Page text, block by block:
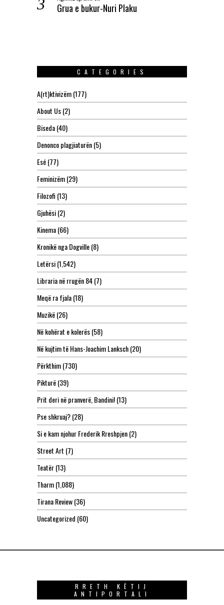
Grua e bukur-Nuri Plaku
CATEGORIES
A(rt)ktivizëm(177)
About Us(2)
Biseda(40)
Denonco plagjiaturën(5)
Esé(77)
Feminizëm(29)
Filozofi (13)
Gjuhësi(2)
Kinema(66)
Kronikë nga Dogville(8)
Letërsi(1,542)
Libraria në rrugën 84(7)
Meqë ra fjala(18)
Muzikë(26)
Në kohërat e kolerës(58)
Në kujtim të Hans-Joachim Lanksch(20)
Përkthim(730)
Pikturë(39)
Prit deri në pranverë, Bandini!(13)
Pse shkruaj?(28)
Si e kam njohur Frederik Rreshpjen(2)
Street Art (7)
Teatër(13)
Tharm(1,088)
Tirana Review(36)
Uncategorized (60)
RRETH KËTIJ
ANTIPORTALI